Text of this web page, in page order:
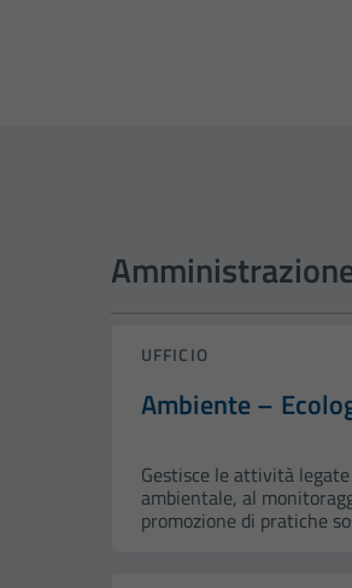
UFFICIO
Ambiente –
Gestisce le attività
ambientale, al
promozione di pratiche